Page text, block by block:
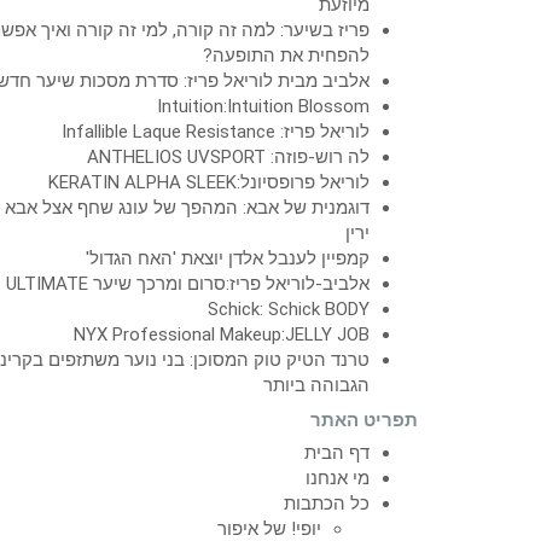
מיוזעת
פריז בשיער: למה זה קורה, למי זה קורה ואיך
להפחית את התופעה?
אלביב מבית לוריאל פריז: סדרת מסכות שיער
Intuition:Intuition Blossom
לוריאל פריז: Infallible Laque Resistance
לה רוש-פוזה: ANTHELIOS UVSPORT
לוריאל פרופסיונל:KERATIN ALPHA SLEEK
דוגמנית של אבא: המהפך של עונג שחף אצל אבא
ירין
קמפיין לענבל אלדן יוצאת 'האח הגדול'
אלביב-לוריאל פריז:סרום ומרכך שיער ULTIMATE
Schick: Schick BODY
NYX Professional Makeup:JELLY JOB
טרנד הטיק טוק המסוכן: בני נוער משתזפים
הגבוהה ביותר
תפריט האתר
דף הבית
מי אנחנו
כל הכתבות
יופי! של איפור